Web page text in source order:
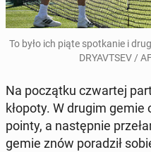
To było ich piąte spo­tka­nie i
DRY­AVT­SEV /
Na po­cząt­ku czwar­tej
kłopoty. W drugim gemie
pointy, a na­stęp­nie
gemie znów po­ra­dził